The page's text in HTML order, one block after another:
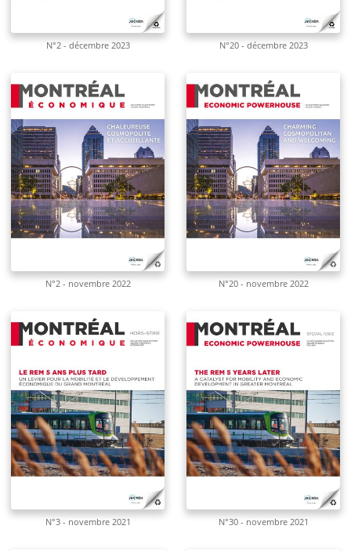
N°2 - décembre 2023 N°20 - décembre 2023
N°2 - novembre 2022 N°20 - novembre 2022
N°3 - novembre 2021 N°30 - novembre 2021